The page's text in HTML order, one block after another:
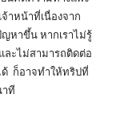
าหน้าที่เนื่องจาก
หาขึ้น หากเราไม่รู้
ละไม่สามารถติดต่อ
ด้ ก็อาจทำให้ทริปที่
าที